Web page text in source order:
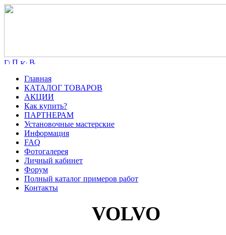
Главная
КАТАЛОГ ТОВАРОВ
АКЦИИ
Как купить?
ПАРТНЕРАМ
Установочные мастерские
Информация
FAQ
Фотогалерея
Личный кабинет
Форум
Полный каталог примеров работ
Контакты
VOLVO